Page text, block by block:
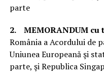
parte
2. MEMORANDUM cu
România a Acordului de
Uniunea Europeană şi
parte, şi Republica